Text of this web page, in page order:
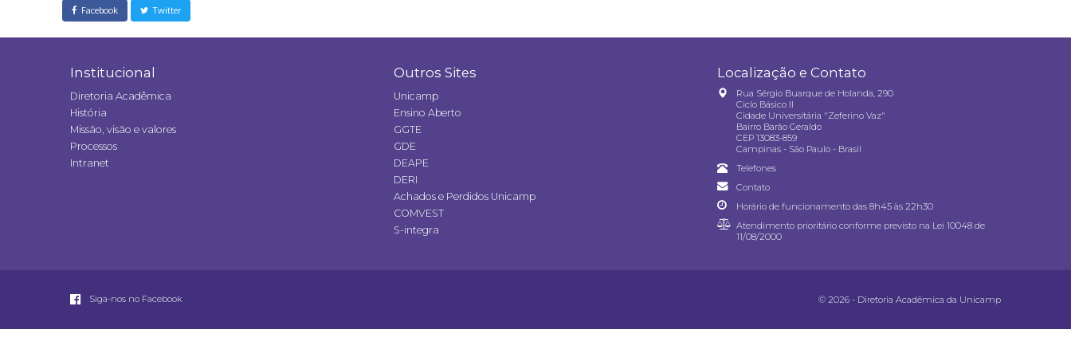
Facebook Twitter
Institucional
Diretoria Acadêmica
História
Missão, visão e valores
Processos
Intranet
Outros Sites
Unicamp
Ensino Aberto
GGTE
GDE
DEAPE
DERI
Achados e Perdidos Unicamp
COMVEST
S-integra
Localização e Contato
Rua Sérgio Buarque de Holanda, 290
Ciclo Básico II
Cidade Universitária "Zeferino Vaz"
Bairro Barão Geraldo
CEP 13083-859
Campinas - São Paulo - Brasil
Telefones
Contato
Horário de funcionamento das 8h45 às 22h30
Atendimento prioritário conforme previsto na Lei 10048 de
11/08/2000
Siga-nos no Facebook © 2026 - Diretoria Acadêmica da Unicamp